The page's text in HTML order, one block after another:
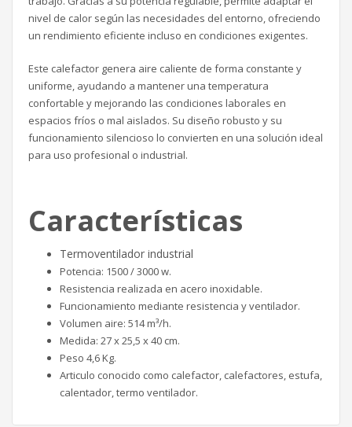
nivel de calor según las necesidades del entorno, ofreciendo
un rendimiento eficiente incluso en condiciones exigentes.
Este calefactor genera aire caliente de forma constante y
uniforme, ayudando a mantener una temperatura
confortable y mejorando las condiciones laborales en
espacios fríos o mal aislados. Su diseño robusto y su
funcionamiento silencioso lo convierten en una solución ideal
para uso profesional o industrial.
Características
Termoventilador industrial
Potencia: 1500 / 3000 w.
Resistencia realizada en acero inoxidable.
Funcionamiento mediante resistencia y ventilador.
Volumen aire: 514 m³/h.
Medida: 27 x 25,5 x 40 cm.
Peso 4,6 Kg.
Articulo conocido como calefactor, calefactores, estufa,
calentador, termo ventilador.